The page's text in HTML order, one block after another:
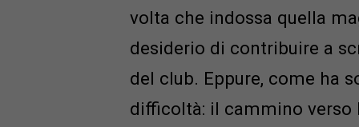
volta che indossa quella
desiderio di contribuire a
del club. Eppure, come ha
difficoltà: il cammino verso